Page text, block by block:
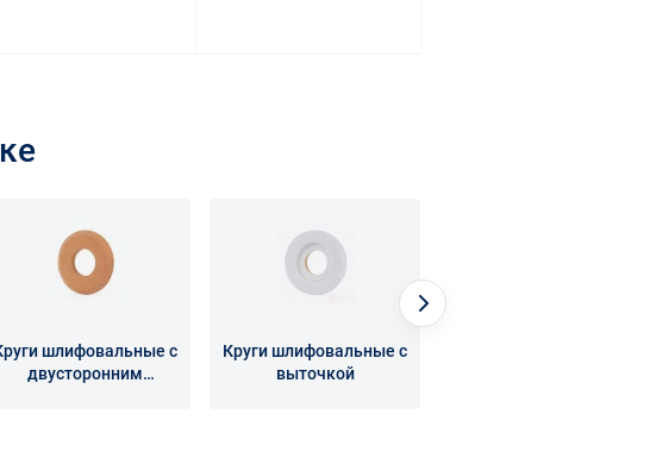
шлифовальные с
двусторонним
Круги шлифовальные с
выточкой